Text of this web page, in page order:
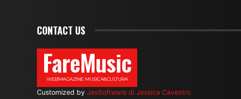
CONTACT US
FareMusic
WEBMAGAZINE MUSICA&CULTURA
Customized by JesSoftware di Jessica Cavestro